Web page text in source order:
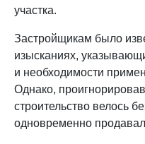
участка.
Застройщикам было
изысканиях,
и необходимости
Однако,
строительство велось
одновременно